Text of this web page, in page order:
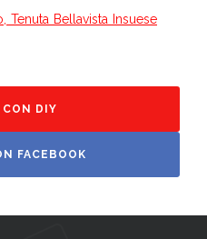
Tenuta Bellavista Insuese
DIY
FACEBOOK